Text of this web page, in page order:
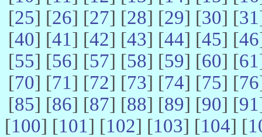
[25] [26] [27] [28] [29] [30] [31
[40] [41] [42] [43] [44] [45] [46
[55] [56] [57] [58] [59] [60] [61
[70] [71] [72] [73] [74] [75] [76
[85] [86] [87] [88] [89] [90] [91
[100] [101] [102] [103] [104] [